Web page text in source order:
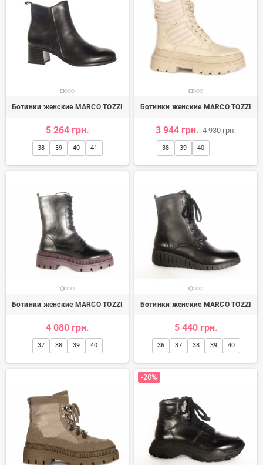
Ботинки женские MARCO TOZZI
5 264 грн.
38 39 40 41
Ботинки женские MARCO TOZZI
3 944 грн. 4 930 грн.
38 39 40
Ботинки женские MARCO TOZZI
4 080 грн.
37 38 39 40
Ботинки женские MARCO TOZZI
5 440 грн.
36 37 38 39 40
-20%